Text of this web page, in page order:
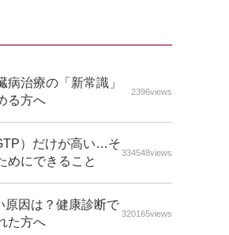
病治療の「新常識」
る方へ
2396views
）だけが高い…そ
めにできること
334548views
原因は？健康診断で
た方へ
320165views